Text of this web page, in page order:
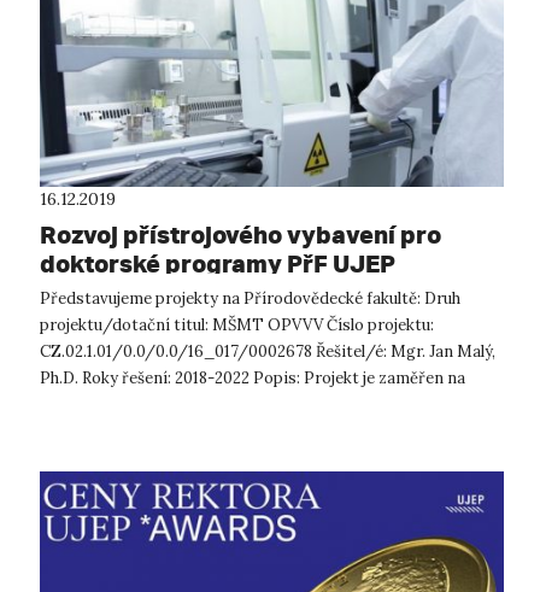
16.12.2019
Rozvoj přístrojového vybavení pro
doktorské programy PřF UJEP
Představujeme projekty na Přírodovědecké fakultě: Druh
projektu/dotační titul: MŠMT OPVVV Číslo projektu:
CZ.02.1.01/0.0/0.0/16_017/0002678 Řešitel/é: Mgr. Jan Malý,
Ph.D. Roky řešení: 2018-2022 Popis: Projekt je zaměřen na